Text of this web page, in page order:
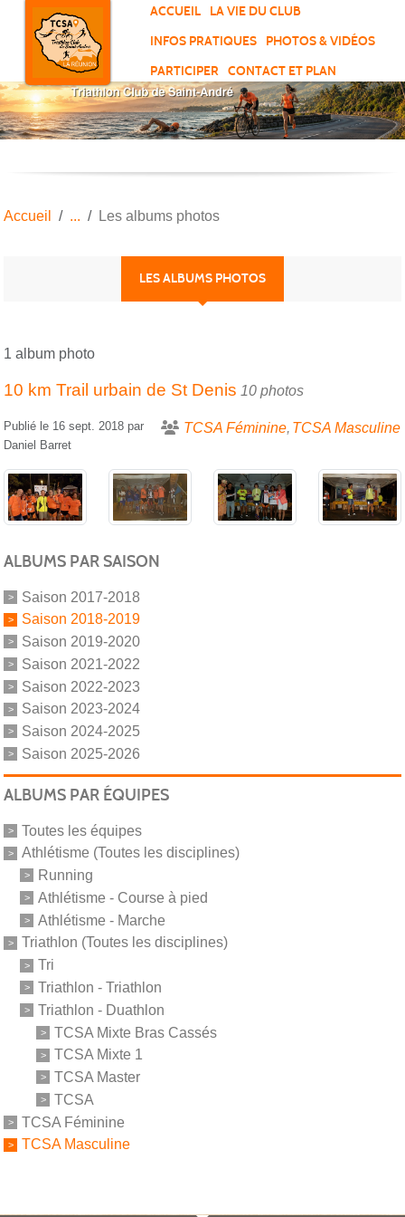
ACCUEIL
LA VIE DU CLUB
INFOS PRATIQUES
PHOTOS & VIDÉOS
PARTICIPER
CONTACT ET PLAN
Accueil Les albums photos
LES ALBUMS PHOTOS
1 album photo
10 km Trail urbain de St Denis 10 photos
TCSA Féminine TCSA Masculine
Publié le 16 sept. 2018 par
Daniel Barret
ALBUMS PAR SAISON
Saison 2017-2018
Saison 2018-2019
Saison 2019-2020
Saison 2021-2022
Saison 2022-2023
Saison 2023-2024
Saison 2024-2025
Saison 2025-2026
ALBUMS PAR ÉQUIPES
Toutes les équipes
Athlétisme (Toutes les disciplines)
Running
Athlétisme - Course à pied
Athlétisme - Marche
Triathlon (Toutes les disciplines)
Tri
Triathlon - Triathlon
Triathlon - Duathlon
TCSA Mixte Bras Cassés
TCSA Mixte 1
TCSA Master
TCSA
TCSA Féminine
TCSA Masculine
Panneau de gestion des cookies